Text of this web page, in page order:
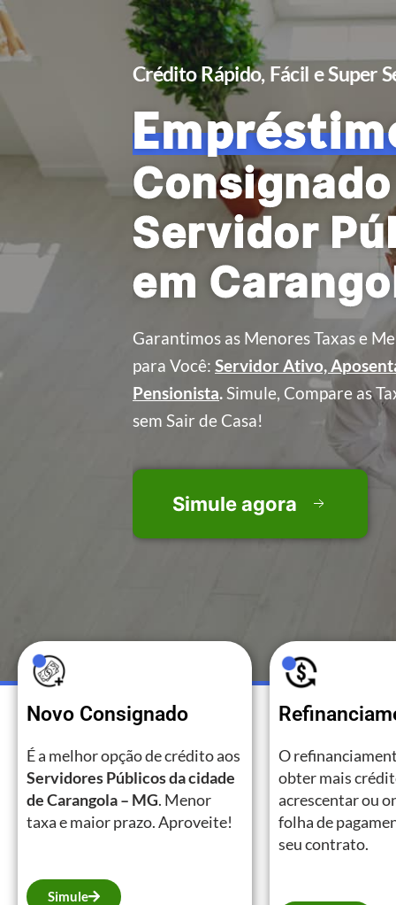
Crédito Rápido, Fácil e Super
Servidor
em
Garantimos as Menores Taxas e
para Você: Servidor Ativo,
Pensionista.Simule, Compare as
sem Sair de Casa!
Simule agora
Novo Consignado
É a melhor opção de crédito aos
Servidores Públicos da cidade
de Carangola – MG. Menor
taxa e maior prazo. Aproveite!
Simule
O
obter mais
acrescentar ou
folha de
seu contrato.